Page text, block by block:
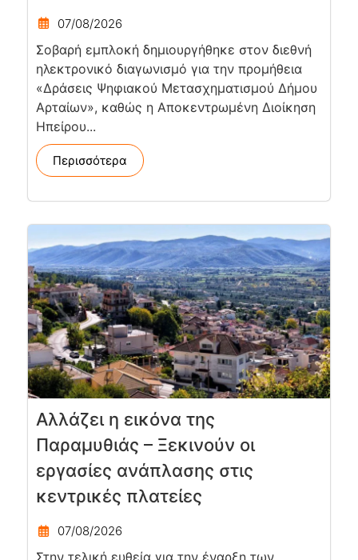
07/08/2026
Σοβαρή εμπλοκή δημιουργήθηκε στον διεθνή
ηλεκτρονικό διαγωνισμό για την προμήθεια
«Δράσεις Ψηφιακού Μετασχηματισμού Δήμου
Αρταίων», καθώς η Αποκεντρωμένη Διοίκηση
Ηπείρου...
Περισσότερα
Αλλάζει η εικόνα της
Παραμυθιάς – Ξεκινούν οι
εργασίες ανάπλασης στις
κεντρικές πλατείες
07/08/2026